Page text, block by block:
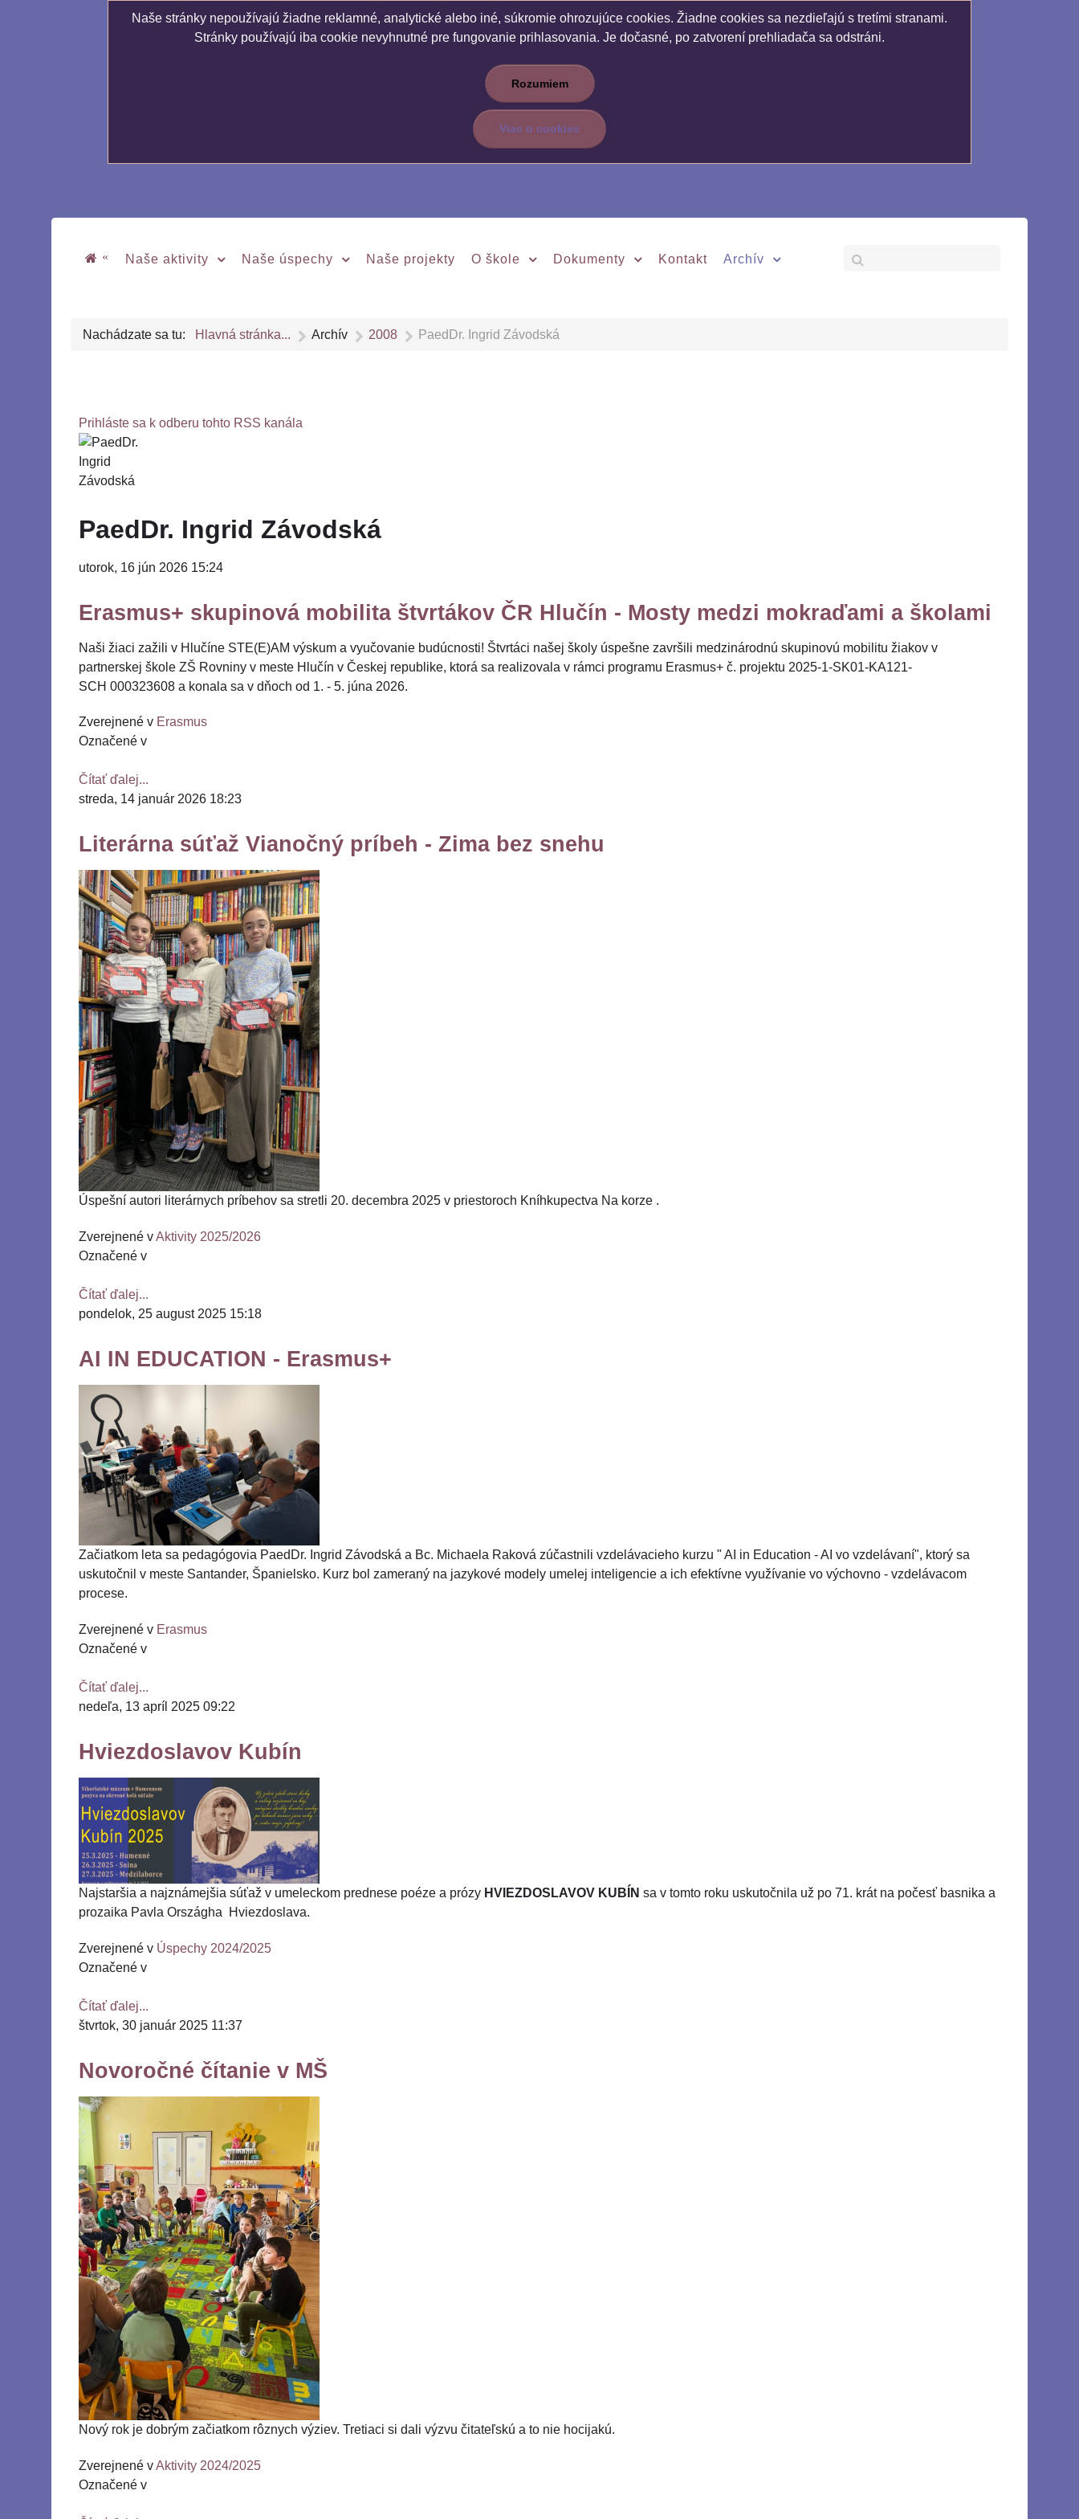
Naše stránky nepoužívajú žiadne reklamné, analytické alebo iné, súkromie ohrozujúce cookies. Žiadne cookies sa nezdieľajú s tretími stranami.
Stránky používajú iba cookie nevyhnutné pre fungovanie prihlasovania. Je dočasné, po zatvorení prehliadača sa odstráni.
Rozumiem
Viac o cookies
« Naše aktivity Naše úspechy Naše projekty O škole Dokumenty Kontakt Archív
Nachádzate sa tu: Hlavná stránka... Archív 2008 PaedDr. Ingrid Závodská
Prihláste sa k odberu tohto RSS kanála
PaedDr. Ingrid Závodská
utorok, 16 jún 2026 15:24
Erasmus+ skupinová mobilita štvrtákov ČR Hlučín - Mosty medzi mokraďami a školami
Naši žiaci zažili v Hlučíne STE(E)AM výskum a vyučovanie budúcnosti! Štvrtáci našej školy úspešne završili medzinárodnú skupinovú mobilitu žiakov v
partnerskej škole ZŠ Rovniny v meste Hlučín v Českej republike, ktorá sa realizovala v rámci programu Erasmus+ č. projektu 2025-1-SK01-KA121-
SCH 000323608 a konala sa v dňoch od 1. - 5. júna 2026.
Zverejnené v Erasmus
Označené v
Čítať ďalej...
streda, 14 január 2026 18:23
Literárna súťaž Vianočný príbeh - Zima bez snehu
Úspešní autori literárnych príbehov sa stretli 20. decembra 2025 v priestoroch Kníhkupectva Na korze .
Zverejnené vAktivity 2025/2026
Označené v
Čítať ďalej...
pondelok, 25 august 2025 15:18
AI IN EDUCATION - Erasmus+
Začiatkom leta sa pedagógovia PaedDr. Ingrid Závodská a Bc. Michaela Raková zúčastnili vzdelávacieho kurzu " AI in Education - AI vo vzdelávaní", ktorý sa
uskutočnil v meste Santander, Španielsko. Kurz bol zameraný na jazykové modely umelej inteligencie a ich efektívne využívanie vo výchovno - vzdelávacom
procese.
Zverejnené v Erasmus
Označené v
Čítať ďalej...
nedeľa, 13 apríl 2025 09:22
Hviezdoslavov Kubín
Najstaršia a najznámejšia súťaž v umeleckom prednese poéze a prózy HVIEZDOSLAVOV KUBÍN sa v tomto roku uskutočnila už po 71. krát na počesť basnika a
prozaika Pavla Országha Hviezdoslava.
Zverejnené v Úspechy 2024/2025
Označené v
Čítať ďalej...
štvrtok, 30 január 2025 11:37
Novoročné čítanie v MŠ
Nový rok je dobrým začiatkom rôznych výziev. Tretiaci si dali výzvu čitateľskú a to nie hocijakú.
Zverejnené vAktivity 2024/2025
Označené v